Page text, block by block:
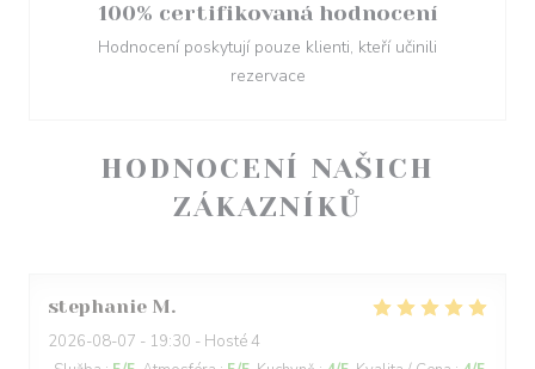
HODNOCENÍ NAŠICH
ZÁKAZNÍKŮ
stephanie M
2026-08-07 - 19:30 - Hosté 4
100% certifikovaná hodnocení
Hodnocení poskytují pouze klienti, kteří učinili
rezervace